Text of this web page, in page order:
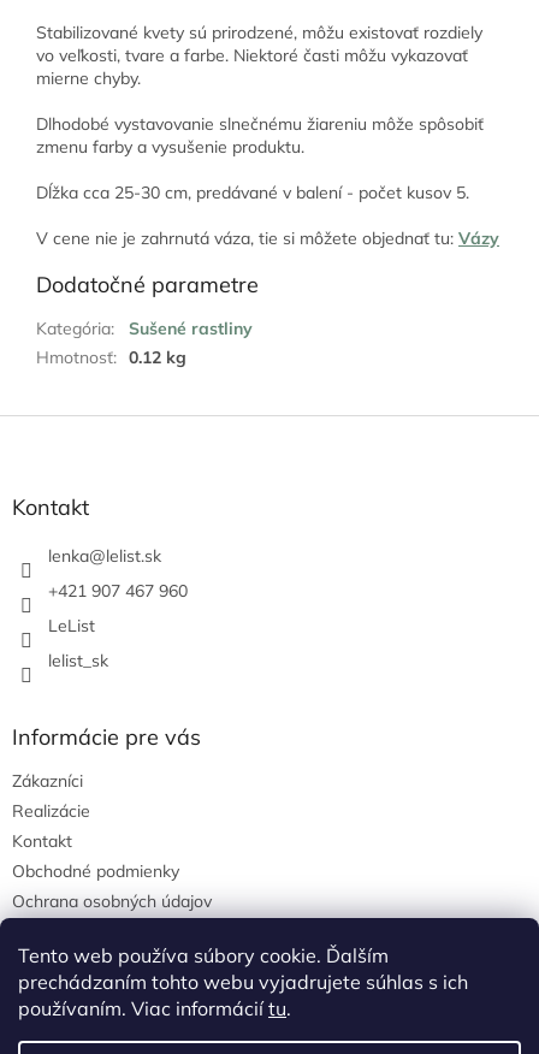
Tento web používa súbory cookie. Ďalším
prechádzaním tohto webu vyjadrujete súhlas s ich
používaním. Viac informáciítu.
Stabilizované kvety sú prirodzené, môžu existovať rozdiely
vo veľkosti, tvare a farbe. Niektoré časti môžu vykazovať
mierne chyby.
Dlhodobé vystavovanie slnečnému žiareniu môže spôsobiť
zmenu farby a vysušenie produktu.
Dĺžka cca 25-30 cm, predávané v balení - počet kusov 5.
V cene nie je zahrnutá váza, tie si môžete objednať tu: Vázy
Dodatočné parametre
Kategória:
Sušené rastliny
Hmotnosť: 0.12 kg
Kontakt
lenka@lelist.sk
+421 907 467 960
LeList
lelist_sk
Informácie pre vás
Zákazníci
Realizácie
Kontakt
Obchodné podmienky
Ochrana osobných údajov
Pinterest